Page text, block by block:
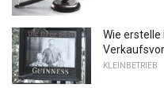
Wie
KLEINBETRIEB